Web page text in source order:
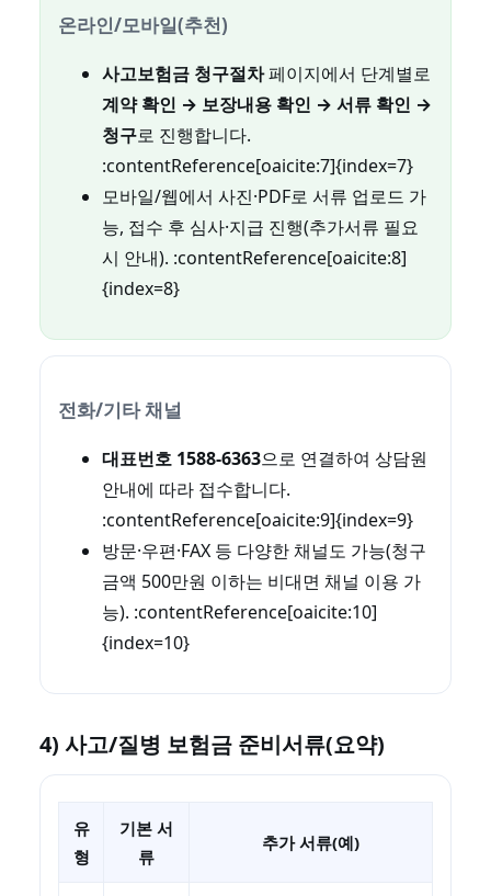
온라인/모바일(추천)
사고보험금 청구절차페이지에서 단계별로
계약 확인 → 보장내용 확인 → 서류 확인 →
청구로 진행합니다.
:contentReference[oaicite:7]{index=7}
모바일/웹에서 사진·PDF로 서류 업로드 가
능, 접수 후 심사·지급 진행(추가서류 필요
시 안내). :contentReference[oaicite:8]
{index=8}
전화/기타 채널
대표번호 1588-6363으로 연결하여 상담원
안내에 따라 접수합니다.
:contentReference[oaicite:9]{index=9}
방문·우편·FAX 등 다양한 채널도 가능(청구
금액 500만원 이하는 비대면 채널 이용 가
능). :contentReference[oaicite:10]
{index=10}
4) 사고/질병 보험금 준비서류(요약)
유
형
기본 서
류
추가 서류(예)